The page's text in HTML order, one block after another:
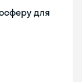
для